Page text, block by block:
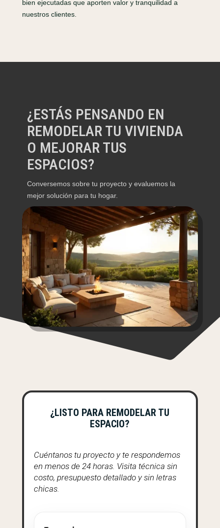
bien ejecutadas que aporten valor y tranquilidad a
nuestros clientes.
¿ESTÁS PENSANDO EN
REMODELAR TU VIVIENDA
O MEJORAR TUS
ESPACIOS?
Conversemos sobre tu proyecto y evaluemos la
mejor solución para tu hogar.
¿LISTO PARA REMODELAR TU
ESPACIO?
Cuéntanos tu proyecto y te respondemos
en menos de 24 horas. Visita técnica sin
costo, presupuesto detallado y sin letras
chicas.